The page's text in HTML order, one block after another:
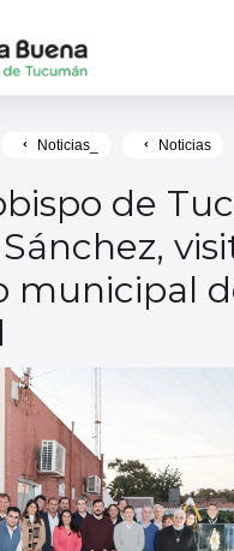
Noticias_ Noticias
de
municipal